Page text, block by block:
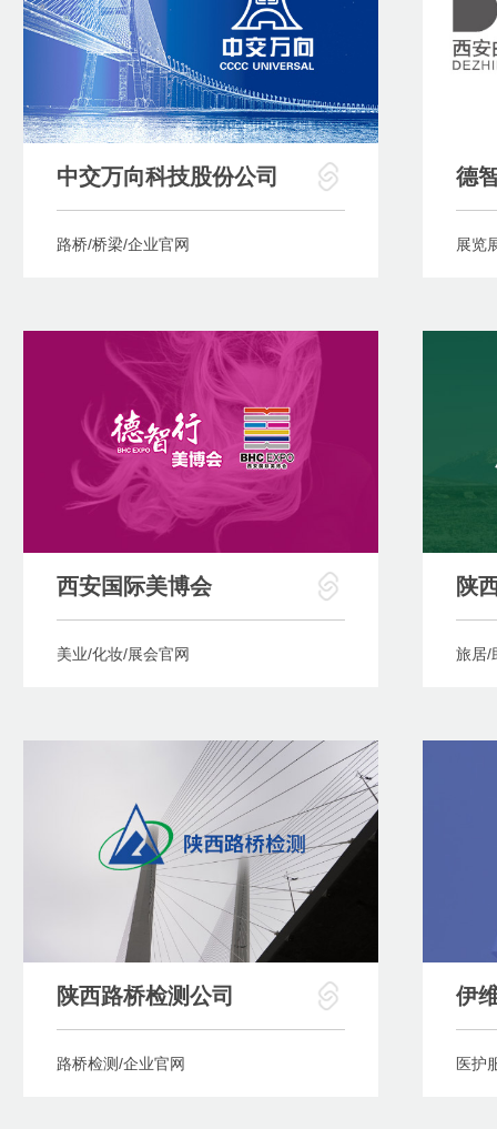
中交万向科技股份公司
路桥/桥梁/企业官网
德
展览
西安国际美博会
美业/化妆/展会官网
陕
旅居/
陕西路桥检测公司
路桥检测/企业官网
伊
医护